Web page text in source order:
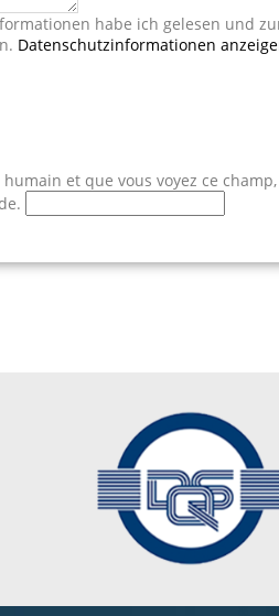
habe ich gelesen und
Datenschutzinformationen
et que vous voyez ce champ,